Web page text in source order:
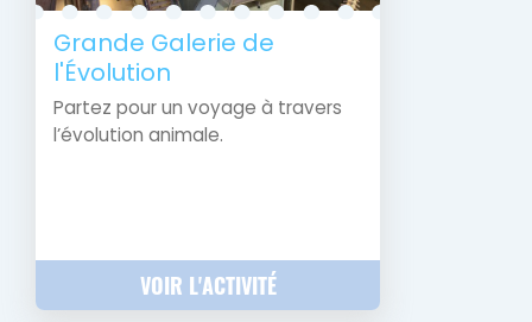
Grande Galerie de
l'Évolution
Partez pour un voyage à travers
l’évolution animale.
VOIR L'ACTIVITÉ